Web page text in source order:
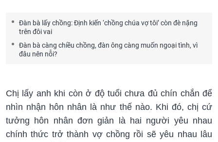
Đàn bà lấy chồng: Định kiến ‘chồng chúa vợ tôi’ còn đè nặng
trên đôi vai
Đàn bà càng chiều chồng, đàn ông càng muốn ngoại tình, vì
đâu nên nỗi?
Chị lấy anh khi còn ở độ tuổi chưa đủ chín chắn để
nhìn nhận hôn nhân là như thế nào. Khi đó, chị cứ
tưởng hôn nhân đơn giản là hai người yêu nhau
chính thức trở thành vợ chồng rồi sẽ yêu nhau lâu